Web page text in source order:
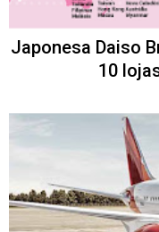
Japonesa Daiso
10